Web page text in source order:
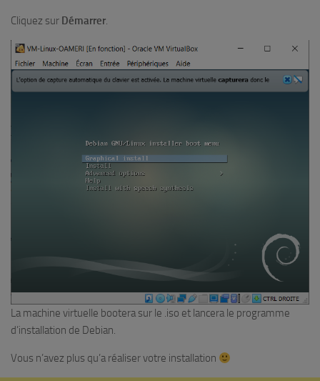
Cliquez sur Démarrer.
La machine virtuelle bootera sur le .iso et lancera le programme
d’installation de Debian.
Vous n’avez plus qu’a réaliser votre installation